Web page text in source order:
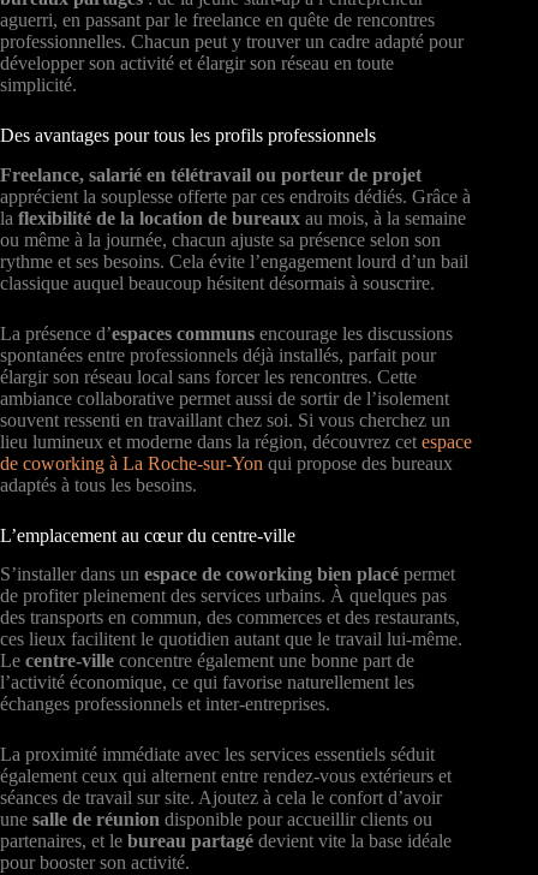
aguerri, en passant par le freelance en quête de rencontres
professionnelles. Chacun peut y trouver un cadre adapté pour
développer son activité et élargir son réseau en toute
simplicité.
Des avantages pour tous les profils professionnels
Freelance, salarié en télétravail ou porteur de projet
apprécient la souplesse offerte par ces endroits dédiés. Grâce à
la flexibilité de la location de bureaux au mois, à la semaine
ou même à la journée, chacun ajuste sa présence selon son
rythme et ses besoins. Cela évite l’engagement lourd d’un bail
classique auquel beaucoup hésitent désormais à souscrire.
La présence d’espaces communs encourage les discussions
spontanées entre professionnels déjà installés, parfait pour
élargir son réseau local sans forcer les rencontres. Cette
ambiance collaborative permet aussi de sortir de l’isolement
souvent ressenti en travaillant chez soi. Si vous cherchez un
lieu lumineux et moderne dans la région, découvrez cet espace
de coworking à La Roche-sur-Yon qui propose des bureaux
adaptés à tous les besoins.
L’emplacement au cœur du centre-ville
S’installer dans un espace de coworking bien placé permet
de profiter pleinement des services urbains. À quelques pas
des transports en commun, des commerces et des restaurants,
ces lieux facilitent le quotidien autant que le travail lui-même.
Le centre-ville concentre également une bonne part de
l’activité économique, ce qui favorise naturellement les
échanges professionnels et inter-entreprises.
La proximité immédiate avec les services essentiels séduit
également ceux qui alternent entre rendez-vous extérieurs et
séances de travail sur site. Ajoutez à cela le confort d’avoir
une salle de réunion disponible pour accueillir clients ou
partenaires, et le bureau partagé devient vite la base idéale
pour booster son activité.